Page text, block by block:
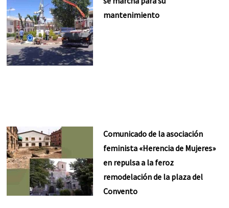
mantenimiento
Comunicado de la asociación
feminista «Herencia de Mujeres»
en repulsa a la feroz
remodelación de la plaza del
Convento